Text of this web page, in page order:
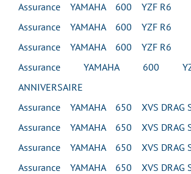
Assurance YAMAHA 600 YZF R6
Assurance YAMAHA 600 YZF R6
Assurance YAMAHA 600 YZF R6
Assurance YAMAHA 600 YZF
ANNIVERSAIRE
Assurance YAMAHA 650 XVS DRAG
Assurance YAMAHA 650 XVS DRAG
Assurance YAMAHA 650 XVS DRAG
Assurance YAMAHA 650 XVS DRAG